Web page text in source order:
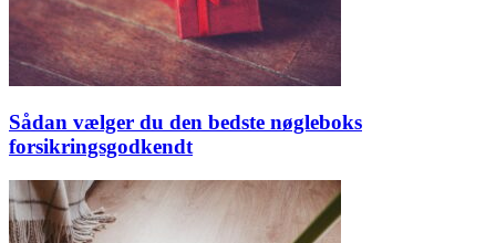
Sådan vælger du den bedste nøgleboks
forsikringsgodkendt